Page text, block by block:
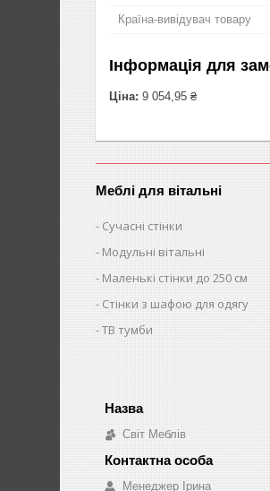
Країна-вивідувач товару
Інформація для
Ціна: 9 054,95 ₴
Меблі для вітальні
Сучасні стінки
Модульні вітальні
Маленькі стінки до 250 см
Стінки з шафою для одягу
ТВ тумби
Світ Меблів
Менеджер Ірина